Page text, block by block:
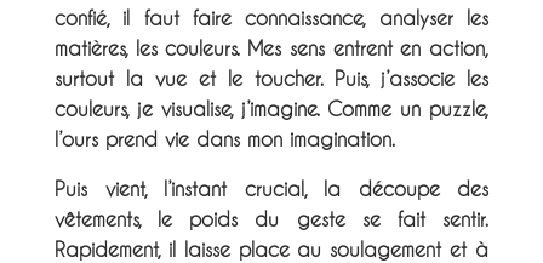
confié, il faut faire connaissance, analyser les
matières, les couleurs. Mes sens entrent en action,
surtout la vue et le toucher. Puis, j’associe les
couleurs, je visualise, j’imagine. Comme un puzzle,
l’ours prend vie dans mon imagination.
Puis vient, l’instant crucial, la découpe des
vêtements, le poids du geste se fait sentir.
Rapidement, il laisse place au soulagement et à